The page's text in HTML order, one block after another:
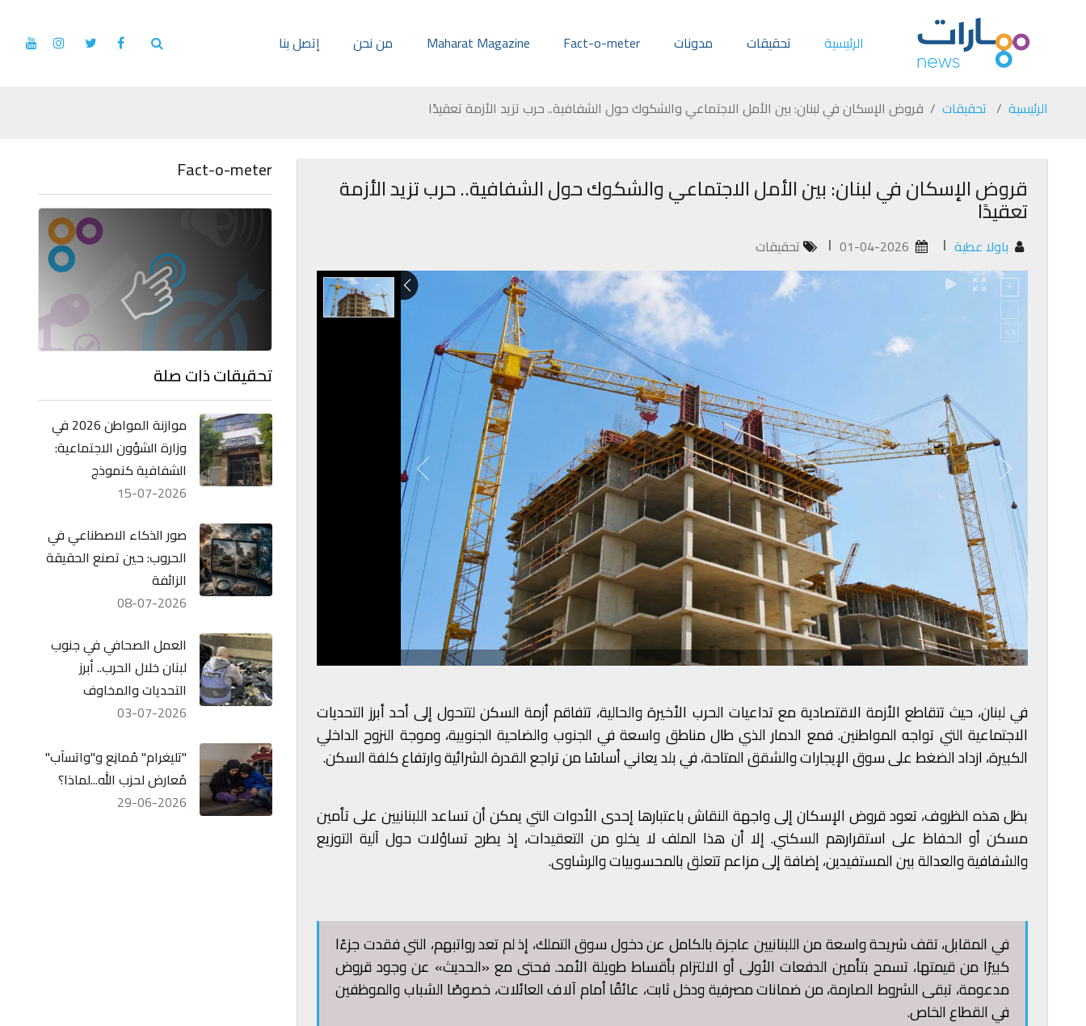
الرئيسية تحقيقات مدونات Fact-o-meter
Maharat Magazine من نحن إتصل بنا
الرئيسية تحقيقات قروض الإسكان في لبنان: بين الأمل الاجتماعي والشكوك حول الشفافية.. حرب تزيد الأزمة تعقيدًا
قروض الإسكان في لبنان: بين الأمل الاجتماعي والشكوك حول الشفافية.. حرب تزيد الأزمة
تعقيدًا
باولا عطية تحقيقات
في لبنان، حيث تتقاطع الأزمة الاقتصادية مع تداعيات الحرب الأخيرة والحالية، تتفاقم أزمة السكن لتتحول إلى أحد أبرز التحديات
الاجتماعية التي تواجه المواطنين. فمع الدمار الذي طال مناطق واسعة في الجنوب والضاحية الجنوبية، وموجة النزوح الداخلي
الكبيرة، ازداد الضغط على سوق الإيجارات والشقق المتاحة، في بلد يعاني أساسًا من تراجع القدرة الشرائية وارتفاع كلفة السكن.
بظل هذه الظروف، تعود قروض الإسكان إلى واجهة النقاش باعتبارها إحدى الأدوات التي يمكن أن تساعد اللبنانيين على تأمين
مسكن أو الحفاظ على استقرارهم السكني. إلا أن هذا الملف لا يخلو من التعقيدات، إذ يطرح تساؤلات حول آلية التوزيع
والشفافية والعدالة بين المستفيدين، إضافة إلى مزاعم تتعلق بالمحسوبيات والرشاوى.
في المقابل، تقف شريحة واسعة من اللبنانيين عاجزة بالكامل عن دخول سوق التملك، إذ لم تعد رواتبهم، التي فقدت جزءًا
كبيرًا من قيمتها، تسمح بتأمين الدفعات الأولى أو الالتزام بأقساط طويلة الأمد. فحتى مع «الحديث» عن وجود قروض
مدعومة، تبقى الشروط الصارمة، من ضمانات مصرفية ودخل ثابت، عائقًا أمام آلاف العائلات، خصوصًا الشباب والموظفين
في القطاع الخاص.
Fact-o-meter
تحقيقات ذات صلة
موازنة المواطن 2026 في
وزارة الشؤون الاجتماعية:
الشفافية كنموذج
15-07-2026
صور الذكاء الاصطناعي في
الحروب: حين تصنع الحقيقة
الزائفة
08-07-2026
العمل الصحافي في جنوب
لبنان خلال الحرب.. أبرز
التحديات والمخاوف
03-07-2026
"تليغرام" مُمانِع و"واتسآب"
مُعارض لحزب الله...لماذا؟
29-06-2026